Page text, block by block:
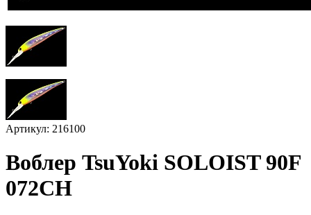
Артикул: 216100
Воблер TsuYoki SOLOIST 90F
072CH